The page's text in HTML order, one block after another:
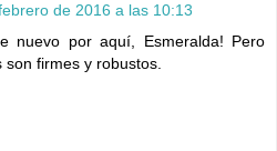
de 2016 a las 10:13
nuevo por aquí, Esmeralda! Pero
son firmes y robustos.